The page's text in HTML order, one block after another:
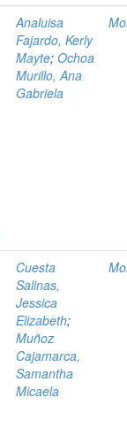
Analuisa
Fajardo, Kerly
Mayte; Ochoa
Murillo, Ana
Gabriela
Cuesta
Salinas,
Jessica
Elizabeth;
Muñoz
Cajamarca,
Samantha
Micaela